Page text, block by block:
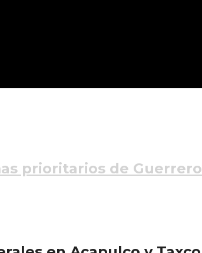
prioritarios de Guerrero